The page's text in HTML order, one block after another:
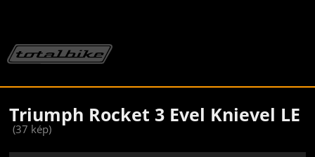
Triumph Rocket 3 Evel Knievel LE
(37 kép)